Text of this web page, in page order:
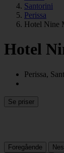
Santorini
Perissa
Hotel Nine
Hotel
Perissa,
Se priser
Foregående